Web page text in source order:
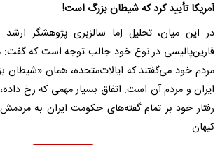
آمریکا تأیید کرد که شیطان بزرگ است!
در این میان، تحلیل اِما سالزبری پژوهشگر ارشد
فارین‌پالیسی در نوع خود جالب توجه است که گفت:
مردم خود می‌گفتند که ایالات‌متحده، همان «شیطان
ایران و مردم آن است. اتفاق بسیار مهمی که رخ
رفتار خود بر تمام گفته‌های حکومت ایران به
کیهان